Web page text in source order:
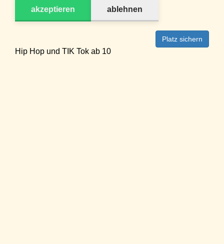
akzeptieren ablehnen
Platz sichern
Hip Hop und TIK Tok ab 10